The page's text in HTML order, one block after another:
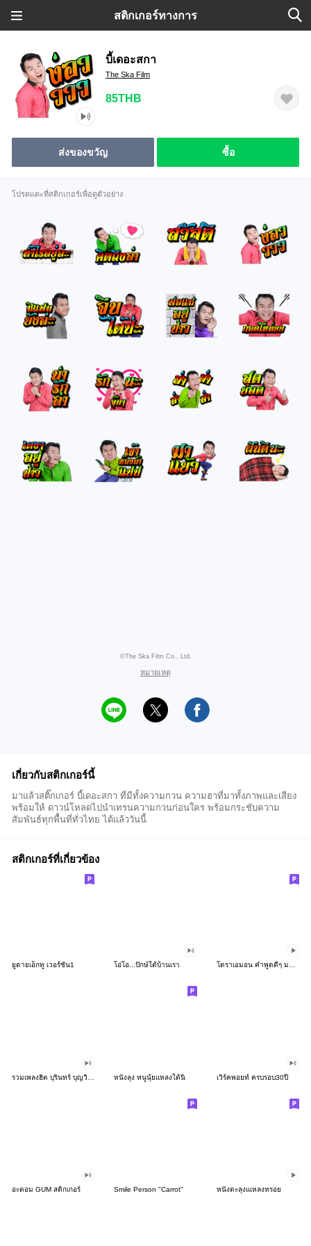
สติกเกอร์ทางการ
บี้เดอะสกา
The Ska Film
85THB
ส่งของขวัญ ซื้อ
โปรดแตะที่สติกเกอร์เพื่อดูตัวอย่าง
©The Ska Film Co., Ltd.
หมายเหตุ
เกี่ยวกับสติกเกอร์นี้
มาแล้วสติ๊กเกอร์ บี้เดอะสกา ที่มีทั้งความกวน ความฮาที่มาทั้งภาพและเสียง
พร้อมให้ ดาวน์โหลดไปนำเทรนความกวนก่อนใคร พร้อมกระชับความ
สัมพันธ์ทุกพื้นที่ทั่วไทย ได้แล้ววันนี้
สติกเกอร์ที่เกี่ยวข้อง
ยูดายเอ็กทู เวอร์ชั่น1 โอ่โอ...ปักษ์ใต้บ้านเรา โดราเอมอน คำพูดดีๆ มาอีกแล้วจ้า
หนังลุง หนูนุ้ยแหลงใต้นิ เวิร์คพอยท์ ครบรอบ30ปี
อะตอม GUM สติกเกอร์ Smile Person "Carrot" หนังตะลุงแเหลงหรอย